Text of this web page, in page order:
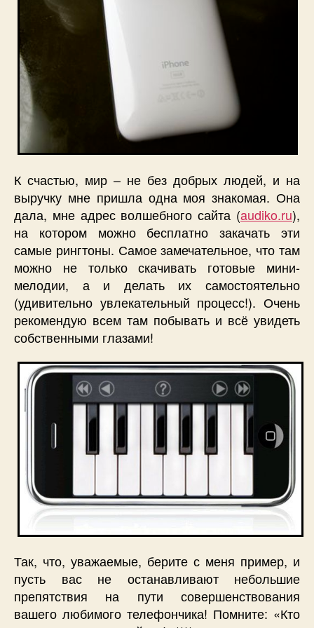
К счастью, мир – не без добрых людей, и на
выручку мне пришла одна моя знакомая. Она
дала, мне адрес волшебного сайта (audiko.ru),
на котором можно бесплатно закачать эти
самые рингтоны. Самое замечательное, что там
можно не только скачивать готовые мини-
мелодии, а и делать их самостоятельно
(удивительно увлекательный процесс!). Очень
рекомендую всем там побывать и всё увидеть
собственными глазами!
Так, что, уважаемые, берите с меня пример, и
пусть вас не останавливают небольшие
препятствия на пути совершенствования
вашего любимого телефончика! Помните: «Кто